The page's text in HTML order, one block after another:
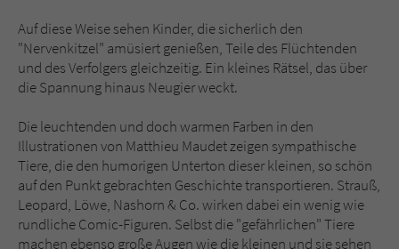
Auf diese Weise sehen Kinder, die sicherlich den
"Nervenkitzel" amüsiert genießen, Teile des Flüchtenden
und des Verfolgers gleichzeitig. Ein kleines Rätsel, das über
die Spannung hinaus Neugier weckt.
Die leuchtenden und doch warmen Farben in den
Illustrationen von Matthieu Maudet zeigen sympathische
Tiere, die den humorigen Unterton dieser kleinen, so schön
auf den Punkt gebrachten Geschichte transportieren. Strauß,
Leopard, Löwe, Nashorn & Co. wirken dabei ein wenig wie
rundliche Comic-Figuren. Selbst die "gefährlichen" Tiere
machen ebenso große Augen wie die kleinen und sie sehen